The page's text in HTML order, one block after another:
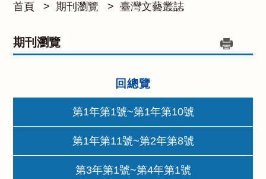
首頁 > 期刊瀏覽 > 臺灣文藝叢誌
期刊瀏覽
回總覽
第1年第1號~第1年第10號
第1年第11號~第2年第8號
第3年第1號~第4年第1號